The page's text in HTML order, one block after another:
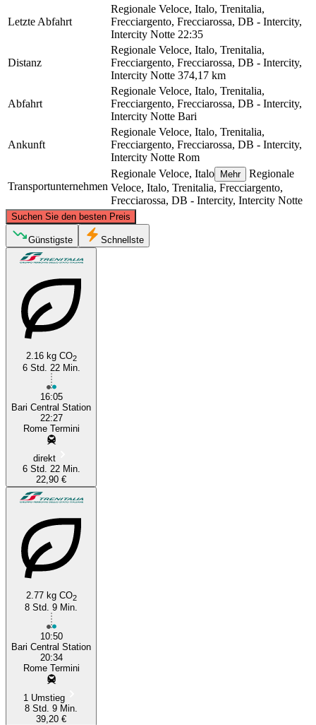
Letzte Abfahrt
Regionale Veloce, Italo, Trenitalia,
Frecciargento, Frecciarossa, DB - Intercity,
Intercity Notte 22:35
Distanz
Regionale Veloce, Italo, Trenitalia,
Frecciargento, Frecciarossa, DB - Intercity,
Intercity Notte 374,17 km
Abfahrt
Regionale Veloce, Italo, Trenitalia,
Frecciargento, Frecciarossa, DB - Intercity,
Intercity Notte Bari
Ankunft
Regionale Veloce, Italo, Trenitalia,
Frecciargento, Frecciarossa, DB - Intercity,
Intercity Notte Rom
Transportunternehmen
Regionale Veloce, Italo Mehr
Regionale
Veloce, Italo, Trenitalia, Frecciargento,
Frecciarossa, DB - Intercity, Intercity Notte
Suchen Sie den besten Preis
Rome
© CARTO, ©OpenStreetMapcontributors
Günstigste Schnellste
2.16 kg CO2
6 Std. 22 Min.
16:05
Bari Central Station
22:27
Rome Termini
direkt
6 Std. 22 Min.
22,90 €
2.77 kg CO2
8 Std. 9 Min.
10:50
Bari Central Station
20:34
Rome Termini
1 Umstieg
8 Std. 9 Min.
39,20 €